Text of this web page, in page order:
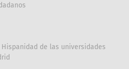
de las universidades